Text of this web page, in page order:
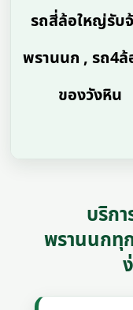
รถสี่ล้อใหญ่รับ
พรานนก , รถ4
ของวังหิน
บริก
พรานนกทุ